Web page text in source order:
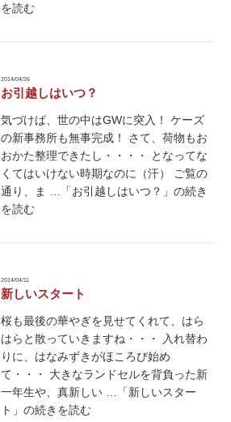
を読む
2014/04/26
お引越しはいつ？
気づけば、世の中はGWに突入！ ケーズ
の新事務所も無事完成！ さて、荷物もお
おかた整理できたし・・・・ となってな
くてはいけない時期なのに（汗） ご覧の
通り、ま …「お引越しはいつ？」の続き
を読む
2014/04/11
新しいスタート
桜も最後の華やぎを見せてくれて、はら
はらと散っていきますね・・・ 入れ替わ
りに、はなみずきがほころび始め
て・・・ 大きなランドセルを背負った新
一年生や、真新しい …「新しいスター
ト」の続きを読む